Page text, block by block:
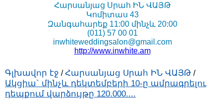
Հարսանյաց Սրահ ԻՆ ՎԱՅԹ
Կոմիտաս 43
Զանգահարեք 11:00 մինչև 20:00
(011) 57 00 01
inwhiteweddingsalon@gmail.com
http://www.inwhite.am
Գլխավոր էջ /Հարսանյաց Սրահ ԻՆ ՎԱՅԹ /
Ակցիա` մինչև դեկտեմբերի 10-ը ամրագրելու
դեպքում վարձույթը 120.000....